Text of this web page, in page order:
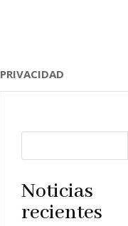
Noticias
recientes